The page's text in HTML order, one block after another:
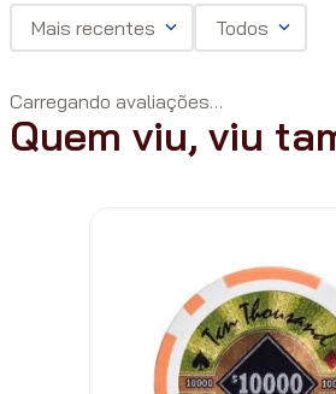
Mais recentes Todos
Carregando avaliações…
Quem viu, viu